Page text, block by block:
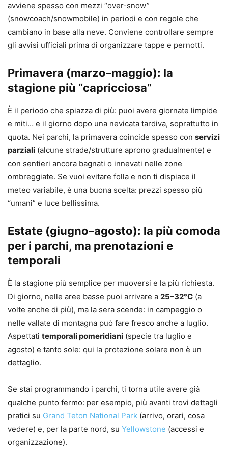
avviene spesso con mezzi “over-snow”
(snowcoach/snowmobile) in periodi e con regole che
cambiano in base alla neve. Conviene controllare sempre
gli avvisi ufficiali prima di organizzare tappe e pernotti.
Primavera (marzo–maggio): la
stagione più “capricciosa”
È il periodo che spiazza di più: puoi avere giornate limpide
e miti… e il giorno dopo una nevicata tardiva, soprattutto in
quota. Nei parchi, la primavera coincide spesso con servizi
parziali (alcune strade/strutture aprono gradualmente) e
con sentieri ancora bagnati o innevati nelle zone
ombreggiate. Se vuoi evitare folla e non ti dispiace il
meteo variabile, è una buona scelta: prezzi spesso più
“umani” e luce bellissima.
Estate (giugno–agosto): la più comoda
per i parchi, ma prenotazioni e
temporali
È la stagione più semplice per muoversi e la più richiesta.
Di giorno, nelle aree basse puoi arrivare a 25–32°C (a
volte anche di più), ma la sera scende: in campeggio o
nelle vallate di montagna può fare fresco anche a luglio.
Aspettati temporali pomeridiani (specie tra luglio e
agosto) e tanto sole: qui la protezione solare non è un
dettaglio.
Se stai programmando i parchi, ti torna utile avere già
qualche punto fermo: per esempio, più avanti trovi dettagli
pratici su Grand Teton National Park (arrivo, orari, cosa
vedere) e, per la parte nord, su Yellowstone (accessi e
organizzazione).